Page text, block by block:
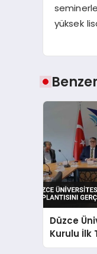
yüksek
Düzce
Kurulu İlk